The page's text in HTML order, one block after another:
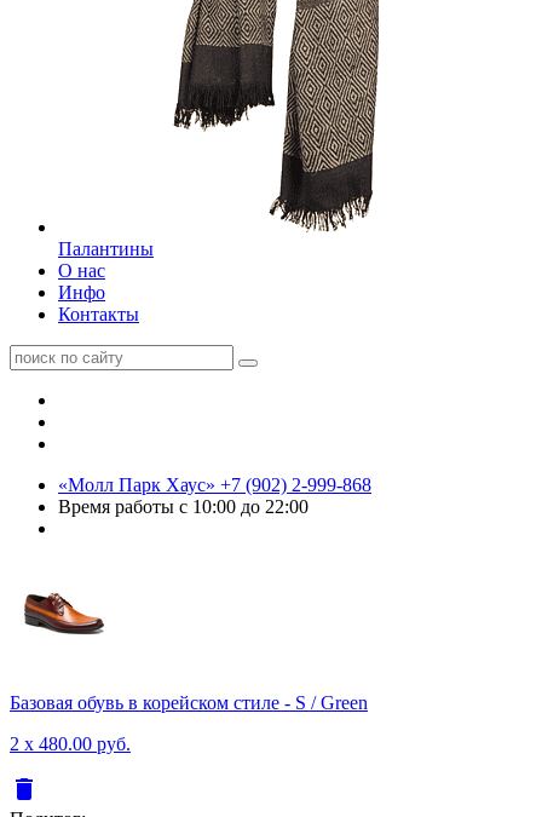
Палантины
О нас
Инфо
Контакты
«Молл Парк Хаус» +7 (902) 2-999-868
Время работы с 10:00 до 22:00
Базовая обувь в корейском стиле - S / Green
2 x 480.00 руб.
delete